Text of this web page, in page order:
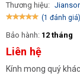
Thương hiệu:
(1 đánh giá)
Bảo hành: 12 tháng
Liên hệ
Kính mong quý